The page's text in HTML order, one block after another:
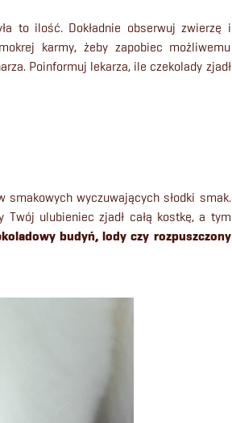
to ilość. Dokładnie obserwuj zwierzę i
karmy, żeby zapobiec możliwemu
Poinformuj lekarza, ile czekolady zjadł
wyczuwających słodki smak.
Twój ulubieniec zjadł całą kostkę, a tym
budyń, lody czy rozpuszczony